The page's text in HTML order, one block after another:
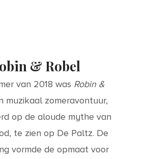
& Robel
van 2018 was Robin &
muzikaal zomeravontuur,
op de aloude mythe van
te zien op De Paltz. De
vormde de opmaat voor